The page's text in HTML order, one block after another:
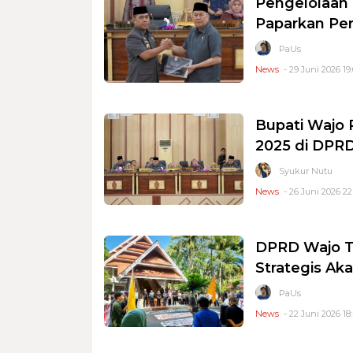
Paparkan
PaUs
News - 29 Juni 2026
Bupati Wajo
2025 di
Syukur Nutu
News - 26 Juni 2026
DPRD Wajo
Strategis
PaUs
News - 22 Juni 2026